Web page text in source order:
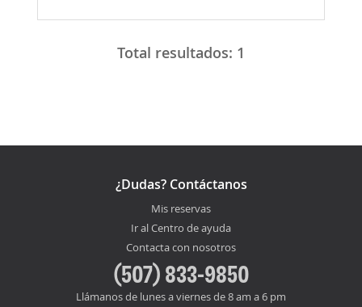
Total resultados: 1
¿Dudas? Contáctanos
Mis reservas
Ir al Centro de ayuda
Contacta con nosotros
(507) 833-9850
Llámanos de lunes a viernes de 8 am a 6 pm